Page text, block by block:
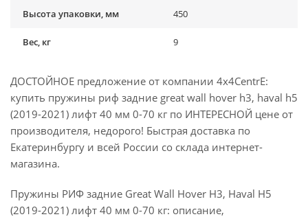
Высота упаковки, мм 450
Вес, кг 9
ДОСТОЙНОЕ предложение от компании 4x4CentrE:
купить пружины риф задние great wall hover h3, haval h5
(2019-2021) лифт 40 мм 0-70 кг по ИНТЕРЕСНОЙ цене от
производителя, недорого! Быстрая доставка по
Екатеринбургу и всей России со склада интернет-
магазина.
Пружины РИФ задние Great Wall Hover H3, Haval H5
(2019-2021) лифт 40 мм 0-70 кг: описание,